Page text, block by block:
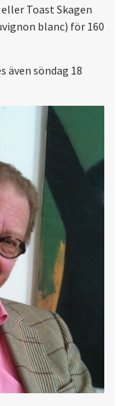
Toast Skagen
blanc) för 160
även söndag 18